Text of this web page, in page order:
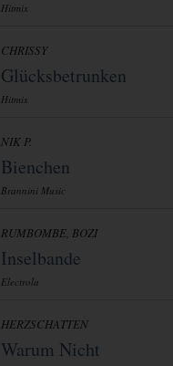
Hitmix
CHRISSY
Glücksbetrunken
Hitmix
NIK P.
Bienchen
Brannini Music
RUMBOMBE, BOZI
Inselbande
Electrola
HERZSCHATTEN
Warum Nicht